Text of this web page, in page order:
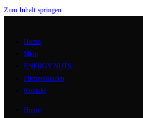
Zum Inhalt springen
Home
Shop
ENERGY NUTS
Firmenkunden
Kontakt
Home